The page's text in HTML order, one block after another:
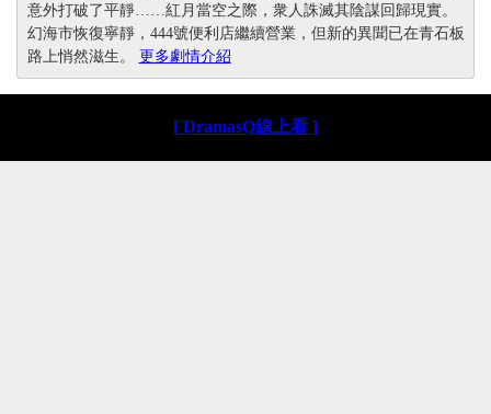
意外打破了平靜……紅月當空之際，衆人誅滅其陰謀回歸現實。
幻海市恢復寧靜，444號便利店繼續營業，但新的異聞已在青石板
路上悄然滋生。 更多劇情介紹
[ DramasQ線上看 ]